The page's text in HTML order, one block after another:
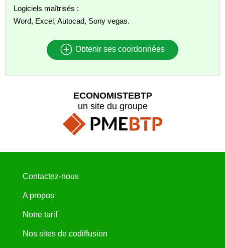
Logiciels maîtrisés :
Word, Excel, Autocad, Sony vegas.
Obtenir ses coordonnées
ECONOMISTEBTP
un site du groupe
Contactez-nous
A propos
Notre tarif
Nos sites de codiffusion